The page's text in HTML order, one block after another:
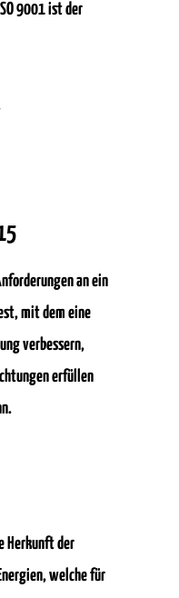
9001 ist der
an ein
mit dem eine
verbessern,
erfüllen
Herkunft der
welche für